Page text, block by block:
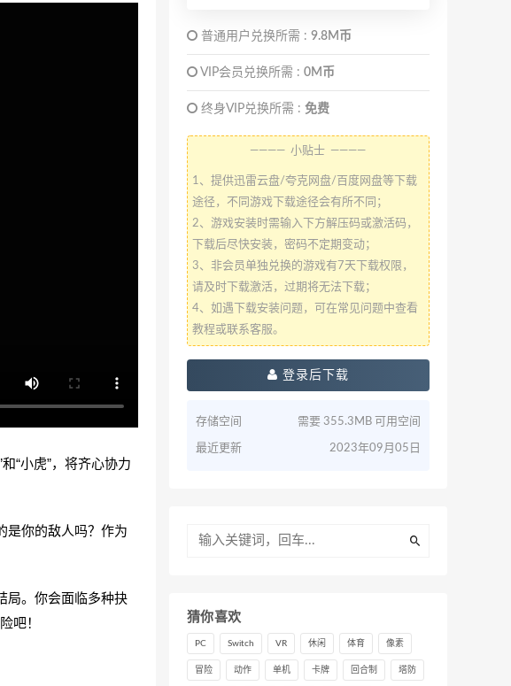
“小虎”，将齐心协力
你的敌人吗？作为
局。你会面临多种抉
吧！
普通用户兑换所需 : 9.8M币
VIP会员兑换所需 : 0M币
终身VIP兑换所需 : 免费
———— 小贴士 ————
1、提供迅雷云盘/夸克网盘/百度网盘等下载
途径，不同游戏下载途径会有所不同；
2、游戏安装时需输入下方解压码或激活码，
下载后尽快安装，密码不定期变动；
3、非会员单独兑换的游戏有7天下载权限，
请及时下载激活，过期将无法下载；
4、如遇下载安装问题，可在常见问题中查看
教程或联系客服。
登录后下载
存储空间 需要 355.3MB 可用空间
最近更新 2023年09月05日
猜你喜欢
PC Switch VR 休闲 体育 像素
冒险 动作 单机 卡牌 回合制 塔防